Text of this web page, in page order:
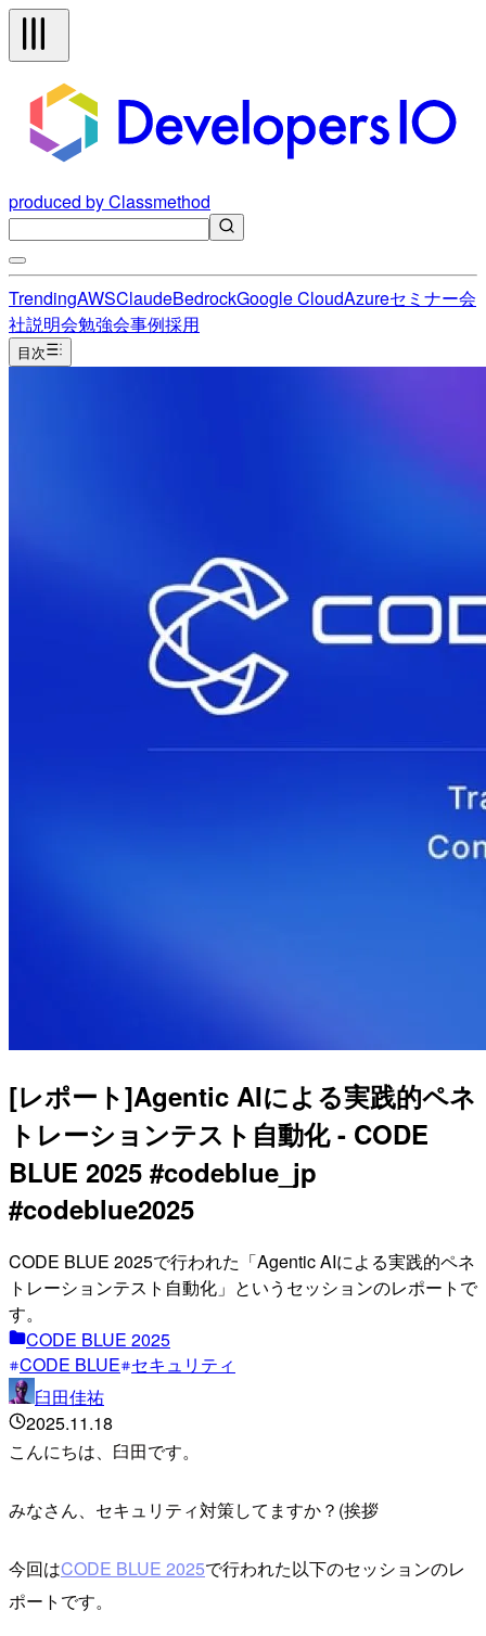
produced by Classmethod
TrendingAWSClaudeBedrockGoogle CloudAzureセミナー会
社説明会勉強会事例採用
目次
[レポート]Agentic AIによる実践的ペネ
トレーションテスト自動化 - CODE
BLUE 2025 #codeblue_jp
#codeblue2025
CODE BLUE 2025で行われた「Agentic AIによる実践的ペネ
トレーションテスト自動化」というセッションのレポートで
す。
CODE BLUE 2025
CODE BLUE セキュリティ
臼田佳祐
2025.11.18
こんにちは、臼田です。
みなさん、セキュリティ対策してますか？(挨拶
今回はCODE BLUE 2025で行われた以下のセッションのレ
ポートです。